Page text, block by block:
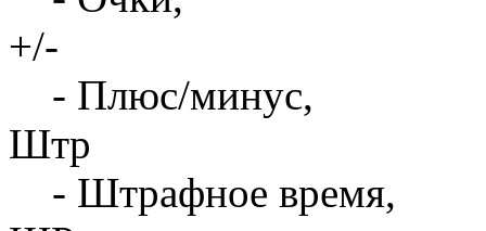
+/-
- Плюс/минус,
Штр
- Штрафное время,